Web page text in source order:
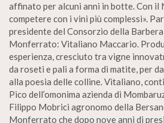
affinato per alcuni anni in botte. Con il
competere con i vini più complessi».
presidente del Consorzio della Barbera
Monferrato: Vitaliano Maccario.
esperienza, cresciuto tra vigne
da roseti e pali a forma di matite, per
alla poesia delle colline. Vitaliano,
Pico dell’omonima azienda di
Filippo Mobrici agronomo della
Monferrato che dopo nove anni di